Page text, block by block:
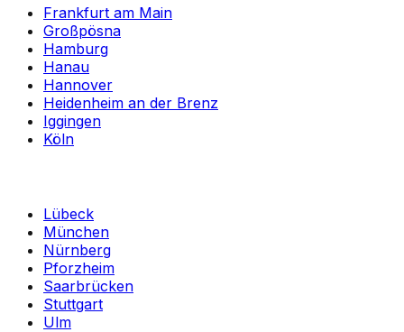
Frankfurt am Main
Großpösna
Hamburg
Hanau
Hannover
Heidenheim an der Brenz
Iggingen
Köln
Lübeck
München
Nürnberg
Pforzheim
Saarbrücken
Stuttgart
Ulm